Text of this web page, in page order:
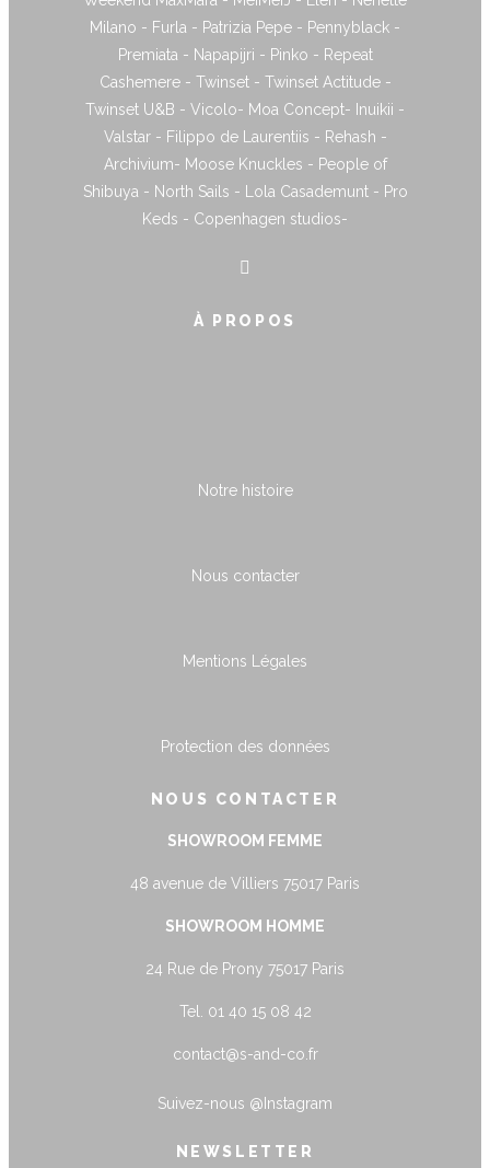
Milano - Furla - Patrizia Pepe - Pennyblack -
Premiata - Napapijri - Pinko - Repeat
Cashemere - Twinset - Twinset Actitude -
Twinset U&B - Vicolo- Moa Concept- Inuikii -
Valstar - Filippo de Laurentiis - Rehash -
Archivium- Moose Knuckles - People of
Shibuya - North Sails - Lola Casademunt - Pro
Keds - Copenhagen studios-
À PROPOS
Notre histoire
Nous contacter
Mentions Légales
Protection des données
NOUS CONTACTER
SHOWROOM FEMME
48 avenue de Villiers 75017 Paris
SHOWROOM HOMME
24 Rue de Prony 75017 Paris
Tel. 01 40 15 08 42
contact@s-and-co.fr
Suivez-nous @Instagram
NEWSLETTER